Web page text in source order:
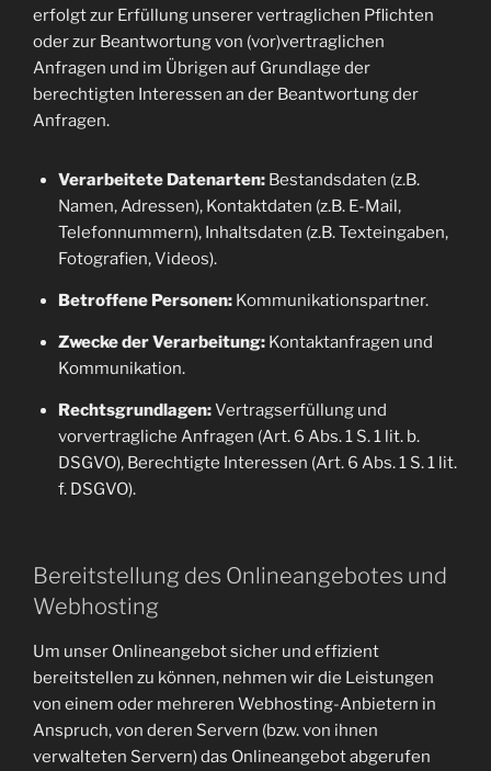
erfolgt zur Erfüllung unserer vertraglichen Pflichten
oder zur Beantwortung von (vor)vertraglichen
Anfragen und im Übrigen auf Grundlage der
berechtigten Interessen an der Beantwortung der
Anfragen.
Verarbeitete Datenarten:Bestandsdaten (z.B.
Namen, Adressen), Kontaktdaten (z.B. E-Mail,
Telefonnummern), Inhaltsdaten (z.B. Texteingaben,
Fotografien, Videos).
Betroffene Personen:Kommunikationspartner.
Zwecke der Verarbeitung:Kontaktanfragen und
Kommunikation.
Rechtsgrundlagen:Vertragserfüllung und
vorvertragliche Anfragen (Art. 6 Abs. 1 S. 1 lit. b.
DSGVO), Berechtigte Interessen (Art. 6 Abs. 1 S. 1 lit.
f. DSGVO).
Bereitstellung des Onlineangebotes und
Webhosting
Um unser Onlineangebot sicher und effizient
bereitstellen zu können, nehmen wir die Leistungen
von einem oder mehreren Webhosting-Anbietern in
Anspruch, von deren Servern (bzw. von ihnen
verwalteten Servern) das Onlineangebot abgerufen